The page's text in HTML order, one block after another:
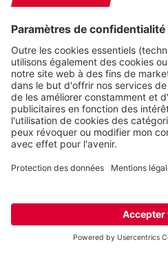
TOUT METTRE EN ÉVIDENCE